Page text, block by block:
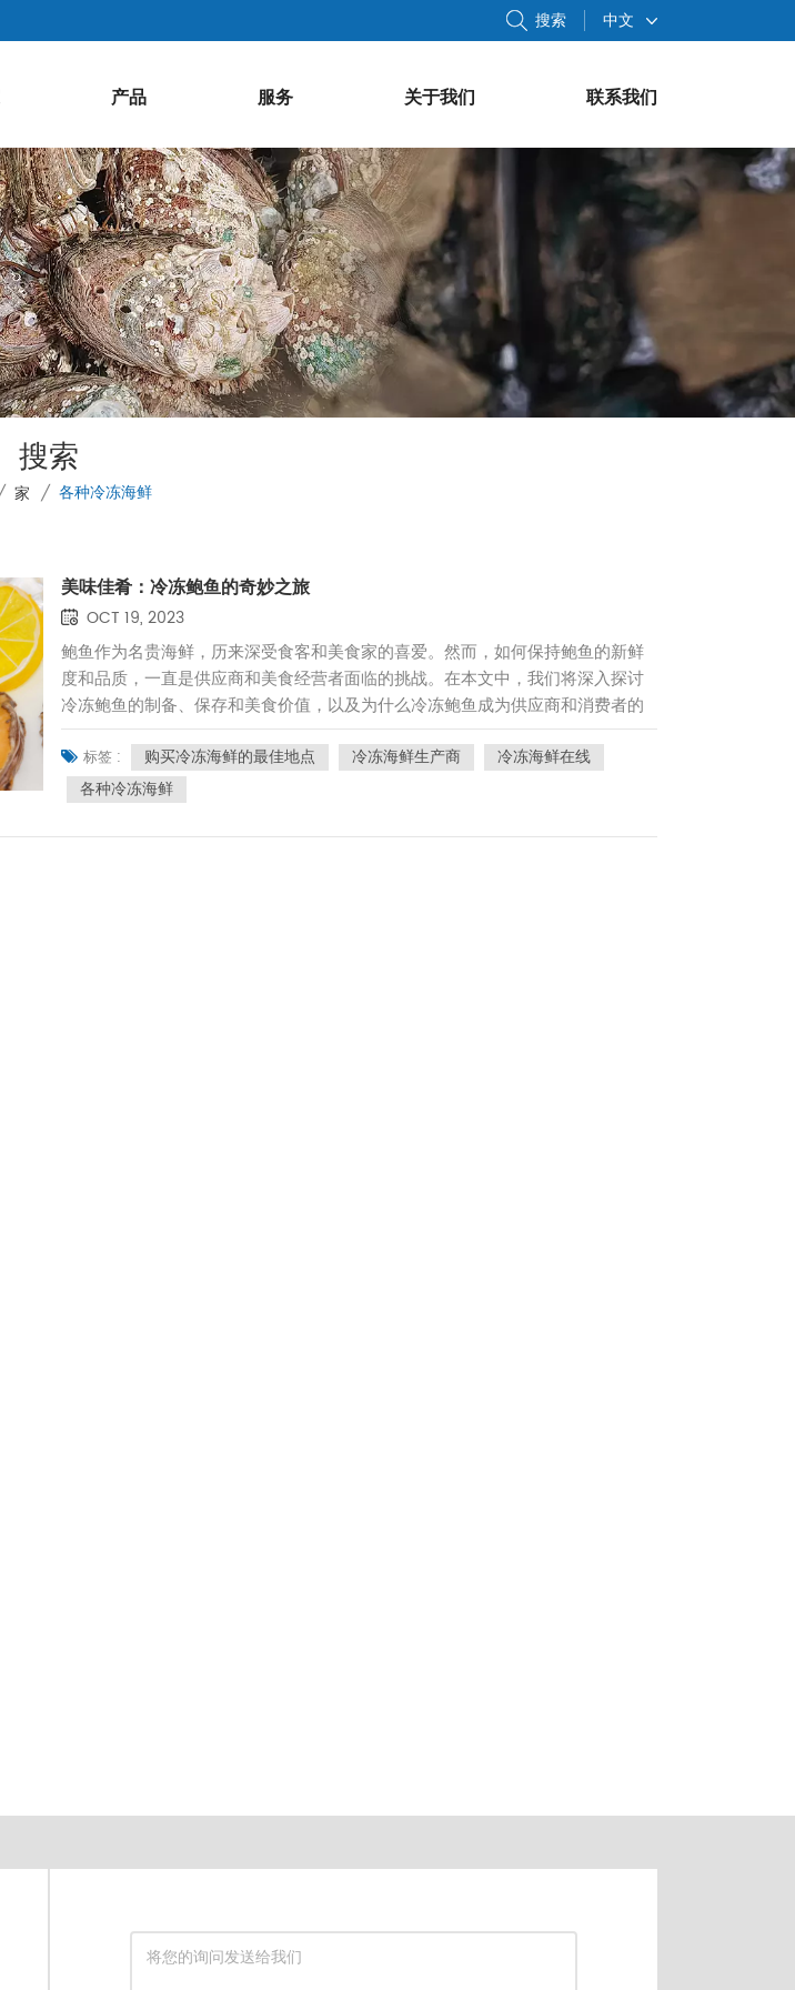
中文
搜索
产品 服务 关于我们 联系我们
搜索
家 / 各种冷冻海鲜
美味佳肴：冷冻鲍鱼的奇妙之旅
OCT 19, 2023
鲍鱼作为名贵海鲜，历来深受食客和美食家的喜爱。然而，如何保持鲍鱼的新鲜
度和品质，一直是供应商和美食经营者面临的挑战。在本文中，我们将深入探讨
冷冻鲍鱼的制备、保存和美食价值，以及为什么冷冻鲍鱼成为供应商和消费者的
首选。冷冻鲍鱼的制备为了保持鲜嫩的口感和鲜美的风味，冷冻鲍鱼需要精心准
备。这个过程通常包括以下步骤： 捕捞和加工：鲍鱼在海洋中捕获后立即进行加
工，以确保新鲜度。这包括将其从壳中取出、清洁并将其加工成可食用的部
分。 快速冷冻：为了尽快冷冻鲍鱼，采用超低温冷冻技术，通常在-40摄氏度以
下，以保证冷冻过程中水分不结晶，从而保持食材的品质。 真空密封：冷冻后，
标签 : 购买冷冻海鲜的最佳地点 冷冻海鲜生产商
冷冻海鲜在线
各种冷冻海鲜